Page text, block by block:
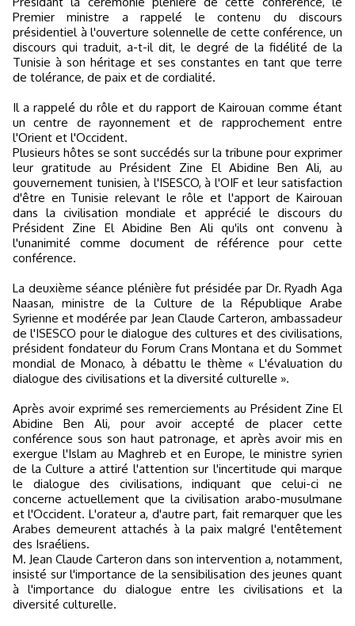
Premier ministre a rappelé le contenu du discours
présidentiel à l'ouverture solennelle de cette conférence, un
discours qui traduit, a-t-il dit, le degré de la fidélité de la
Tunisie à son héritage et ses constantes en tant que terre
de tolérance, de paix et de cordialité.
Il a rappelé du rôle et du rapport de Kairouan comme étant
un centre de rayonnement et de rapprochement entre
l'Orient et l'Occident.
Plusieurs hôtes se sont succédés sur la tribune pour exprimer
leur gratitude au Président Zine El Abidine Ben Ali, au
gouvernement tunisien, à l'ISESCO, à l'OIF et leur satisfaction
d'être en Tunisie relevant le rôle et l'apport de Kairouan
dans la civilisation mondiale et apprécié le discours du
Président Zine El Abidine Ben Ali qu'ils ont convenu à
l'unanimité comme document de référence pour cette
conférence.
La deuxième séance plénière fut présidée par Dr. Ryadh Aga
Naasan, ministre de la Culture de la République Arabe
Syrienne et modérée par Jean Claude Carteron, ambassadeur
de l'ISESCO pour le dialogue des cultures et des civilisations,
président fondateur du Forum Crans Montana et du Sommet
mondial de Monaco, à débattu le thème « L'évaluation du
dialogue des civilisations et la diversité culturelle ».
Après avoir exprimé ses remerciements au Président Zine El
Abidine Ben Ali, pour avoir accepté de placer cette
conférence sous son haut patronage, et après avoir mis en
exergue l'Islam au Maghreb et en Europe, le ministre syrien
de la Culture a attiré l'attention sur l'incertitude qui marque
le dialogue des civilisations, indiquant que celui-ci ne
concerne actuellement que la civilisation arabo-musulmane
et l'Occident. L'orateur a, d'autre part, fait remarquer que les
Arabes demeurent attachés à la paix malgré l'entêtement
des Israéliens.
M. Jean Claude Carteron dans son intervention a, notamment,
insisté sur l'importance de la sensibilisation des jeunes quant
à l'importance du dialogue entre les civilisations et la
diversité culturelle.